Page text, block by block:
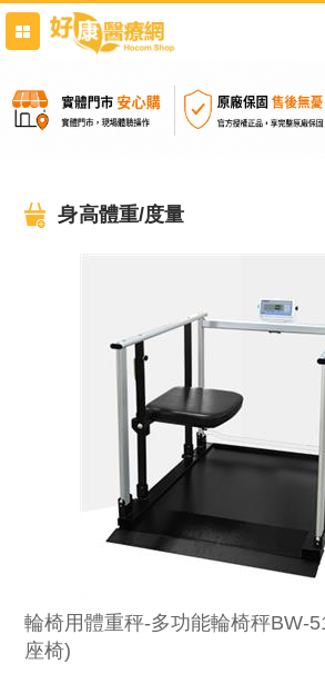
身高體重/度量
輪椅用體重秤-多功能輪椅秤BW-
座椅)